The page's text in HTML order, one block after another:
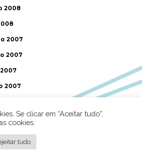
2008
2007
2007
2007
Se clicar em “Aceitar tudo”,
cookies.
tudo